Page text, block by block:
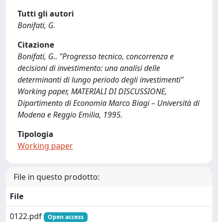
Tutti gli autori
Bonifati, G.
Citazione
Bonifati, G.. "Progresso tecnico, concorrenza e
decisioni di investimento: una analisi delle
determinanti di lungo periodo degli investimenti"
Working paper, MATERIALI DI DISCUSSIONE,
Dipartimento di Economia Marco Biagi – Università di
Modena e Reggio Emilia, 1995.
Tipologia
Working paper
File in questo prodotto:
File
0122.pdf
Open access